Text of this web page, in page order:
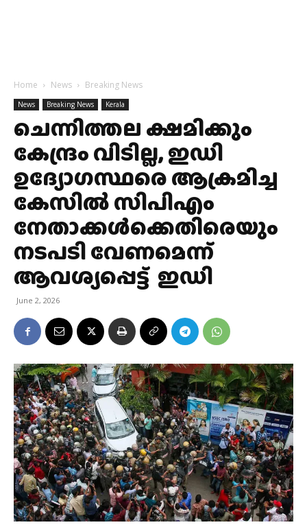
Home News Breaking News
News Breaking News Kerala
ചെന്നിത്തല ക്ഷമിക്കും
കേന്ദ്രം വിടില്ല, ഇഡി
ഉദ്യോഗസ്ഥരെ ആക്രമിച്ച
കേസില്‍ സിപിഎം
നേതാക്കള്‍ക്കെതിരെയും
നടപടി വേണമെന്ന്
ആവശ്യപ്പെട്ട് ഇഡി
June 2, 2026